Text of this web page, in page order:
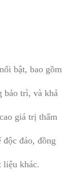
bật, bao gồm
bảo trì, và khả
giá trị thẩm
đáo, đồng
khác.